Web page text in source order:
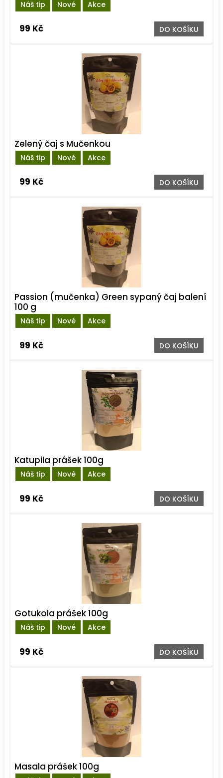
Náš tip Nové Akce
99 Kč DO KOŠÍKU
Náš tip Nové Akce
Zelený čaj s Mučenkou
99 Kč DO KOŠÍKU
Náš tip Nové Akce
Passion (mučenka) Green sypaný čaj balení
100 g
99 Kč DO KOŠÍKU
Náš tip Nové Akce
Katupila prášek 100g
99 Kč DO KOŠÍKU
Náš tip Nové Akce
Gotukola prášek 100g
99 Kč DO KOŠÍKU
Masala prášek 100g